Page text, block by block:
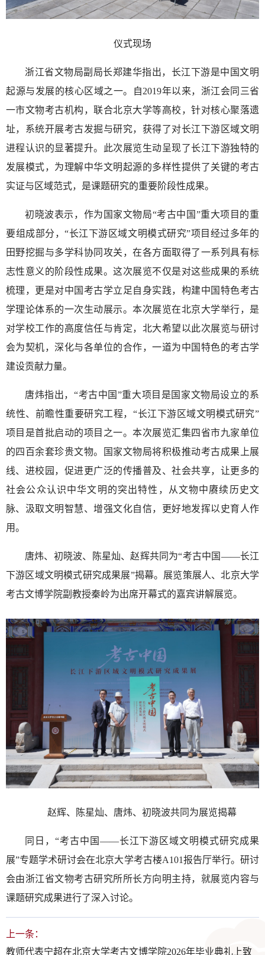
仪式现场
浙江省文物局副局长郑建华指出，长江下游是中国文明
起源与发展的核心区域之一。自2019年以来，浙江会同三省
一市文物考古机构，联合北京大学等高校，针对核心聚落遗
址，系统开展考古发掘与研究，获得了对长江下游区域文明
进程认识的显著提升。此次展览生动呈现了长江下游独特的
发展模式，为理解中华文明起源的多样性提供了关键的考古
实证与区域范式，是课题研究的重要阶段性成果。
初晓波表示，作为国家文物局“考古中国”重大项目的重
要组成部分，“长江下游区域文明模式研究”项目经过多年的
田野挖掘与多学科协同攻关，在各方面取得了一系列具有标
志性意义的阶段性成果。这次展览不仅是对这些成果的系统
梳理，更是对中国考古学立足自身实践，构建中国特色考古
学理论体系的一次生动展示。本次展览在北京大学举行，是
对学校工作的高度信任与肯定，北大希望以此次展览与研讨
会为契机，深化与各单位的合作，一道为中国特色的考古学
建设贡献力量。
唐炜指出，“考古中国”重大项目是国家文物局设立的系
统性、前瞻性重要研究工程，“长江下游区域文明模式研究”
项目是首批启动的项目之一。本次展览汇集四省市九家单位
的四百余套珍贵文物。国家文物局将积极推动考古成果上展
线、进校园，促进更广泛的传播普及、社会共享，让更多的
社会公众认识中华文明的突出特性，从文物中赓续历史文
脉、汲取文明智慧、增强文化自信，更好地发挥以史育人作
用。
唐炜、初晓波、陈星灿、赵辉共同为“考古中国——长江
下游区域文明模式研究成果展”揭幕。展览策展人、北京大学
考古文博学院副教授秦岭为出席开幕式的嘉宾讲解展览。
赵辉、陈星灿、唐炜、初晓波共同为展览揭幕
同日，“考古中国——长江下游区域文明模式研究成果
展”专题学术研讨会在北京大学考古楼A101报告厅举行。研讨
会由浙江省文物考古研究所所长方向明主持，就展览内容与
课题研究成果进行了深入讨论。
上一条：
教师代表宁超在北京大学考古文博学院2026年毕业典礼上致